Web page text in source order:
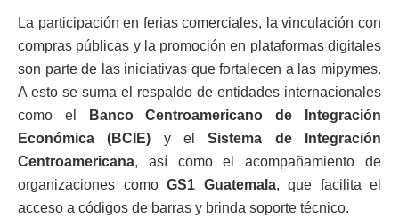
La participación en ferias comerciales, la vinculación con
compras públicas y la promoción en plataformas digitales
son parte de las iniciativas que fortalecen a las mipymes.
A esto se suma el respaldo de entidades internacionales
como el
Banco Centroamericano de Integración
Económica (BCIE) y elSistema de Integración
Centroamericana, así como el acompañamiento de
organizaciones como GS1 Guatemala, que facilita el
acceso a códigos de barras y brinda soporte técnico.